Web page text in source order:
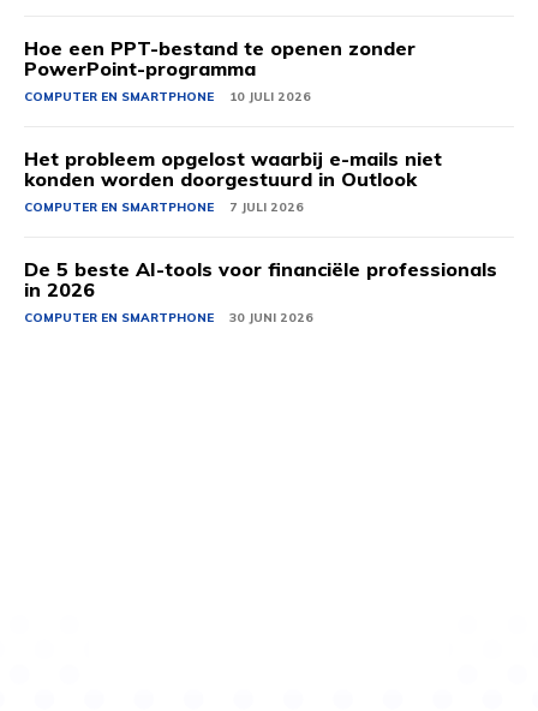
Hoe een PPT-bestand te openen zonder
PowerPoint-programma
COMPUTER EN SMARTPHONE 10 JULI 2026
Het probleem opgelost waarbij e-mails niet
konden worden doorgestuurd in Outlook
COMPUTER EN SMARTPHONE 7 JULI 2026
De 5 beste AI-tools voor financiële professionals
in 2026
COMPUTER EN SMARTPHONE 30 JUNI 2026